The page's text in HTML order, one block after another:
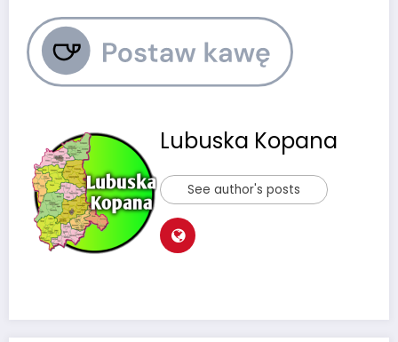
Lubuska Kopana
See author's posts